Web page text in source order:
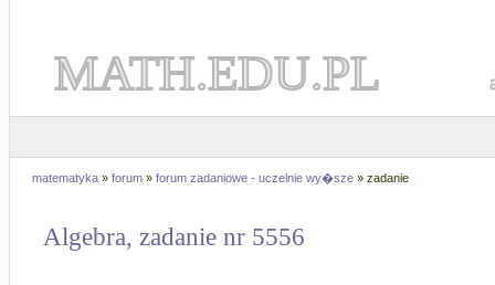
MATH.EDU.PL
matematyka » forum » forum zadaniowe - uczelnie wy�sze » zadanie
Algebra, zadanie nr 5556